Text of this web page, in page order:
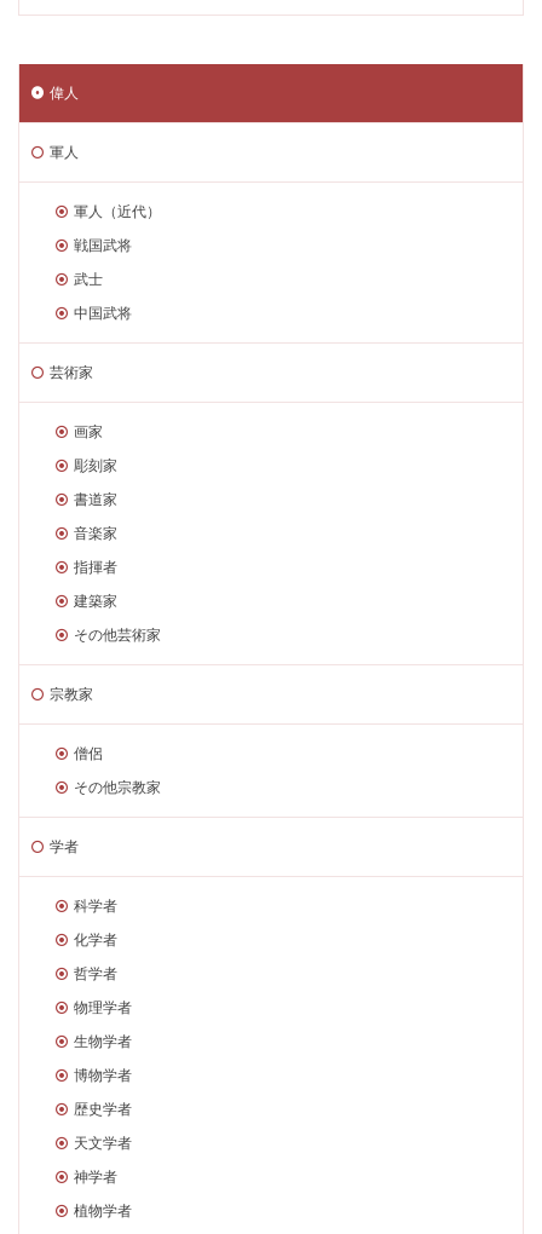
偉人
軍人
軍人（近代）
戦国武将
武士
中国武将
芸術家
画家
彫刻家
書道家
音楽家
指揮者
建築家
その他芸術家
宗教家
僧侶
その他宗教家
学者
科学者
化学者
哲学者
物理学者
生物学者
博物学者
歴史学者
天文学者
神学者
植物学者